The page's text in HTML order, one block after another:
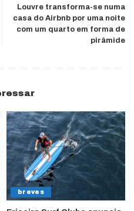
Louvre transforma-se numa
casa do Airbnb por uma noite
com um quarto em forma de
pirâmide
breves